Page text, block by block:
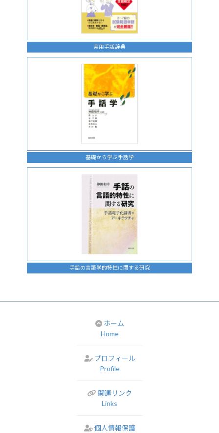
実用手話辞典
基礎から学ぶ手話学
手話の言語学的特性に関する研究
ホーム
Home
プロフィール
Profile
関連リンク
Links
個人情報保護